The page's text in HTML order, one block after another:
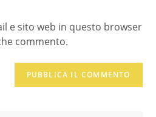
e sito web in questo browser
commento.